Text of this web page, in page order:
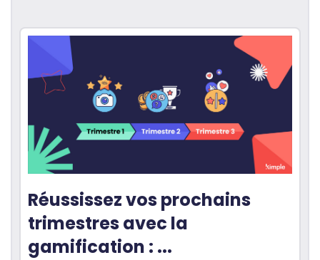
Réussissez vos prochains
trimestres avec la
gamification : ...